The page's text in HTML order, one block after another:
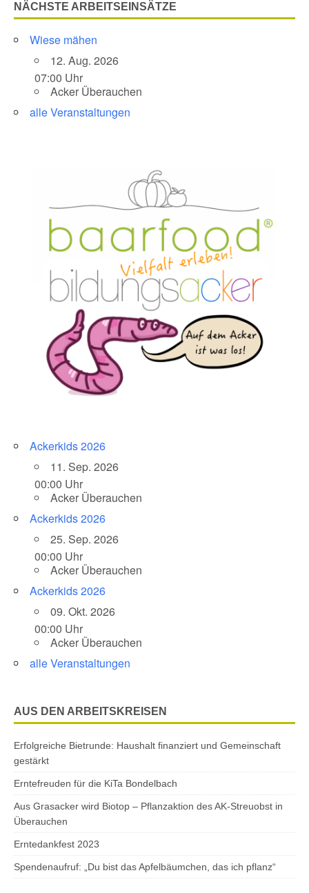
NÄCHSTE ARBEITSEINSÄTZE
Wiese mähen
12. Aug. 2026
07:00 Uhr
Acker Überauchen
alle Veranstaltungen
Ackerkids 2026
11. Sep. 2026
00:00 Uhr
Acker Überauchen
Ackerkids 2026
25. Sep. 2026
00:00 Uhr
Acker Überauchen
Ackerkids 2026
09. Okt. 2026
00:00 Uhr
Acker Überauchen
alle Veranstaltungen
AUS DEN ARBEITSKREISEN
Erfolgreiche Bietrunde: Haushalt finanziert und Gemeinschaft
gestärkt
Erntefreuden für die KiTa Bondelbach
Aus Grasacker wird Biotop – Pflanzaktion des AK-Streuobst in
Überauchen
Erntedankfest 2023
Spendenaufruf: „Du bist das Apfelbäumchen, das ich pflanz“